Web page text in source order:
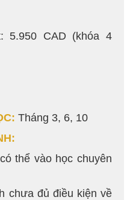
5.950 CAD (khóa 4
Tháng 3, 6, 10
thể vào học chuyên
chưa đủ điều kiện về